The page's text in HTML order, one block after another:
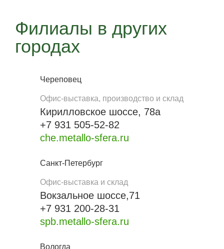
Филиалы в других
городах
Череповец
Офис-выставка, производство и склад
Кирилловское шоссе, 78а
+7 931 505-52-82
che.metallo-sfera.ru
Санкт-Петербург
Офис-выставка и склад
Вокзальное шоссе,71
+7 931 200-28-31
spb.metallo-sfera.ru
Вологда